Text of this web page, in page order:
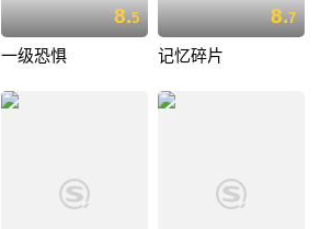
8.5
一级恐惧
8.7
记忆碎片